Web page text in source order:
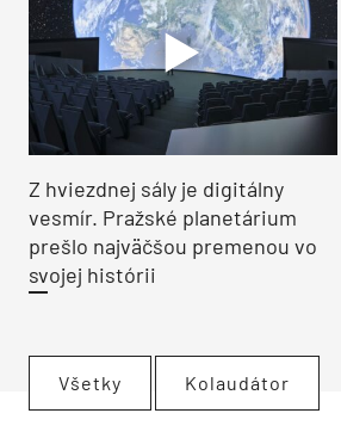
Z hviezdnej sály je digitálny
vesmír. Pražské planetárium
prešlo najväčšou premenou vo
svojej histórii
Všetky Kolaudátor